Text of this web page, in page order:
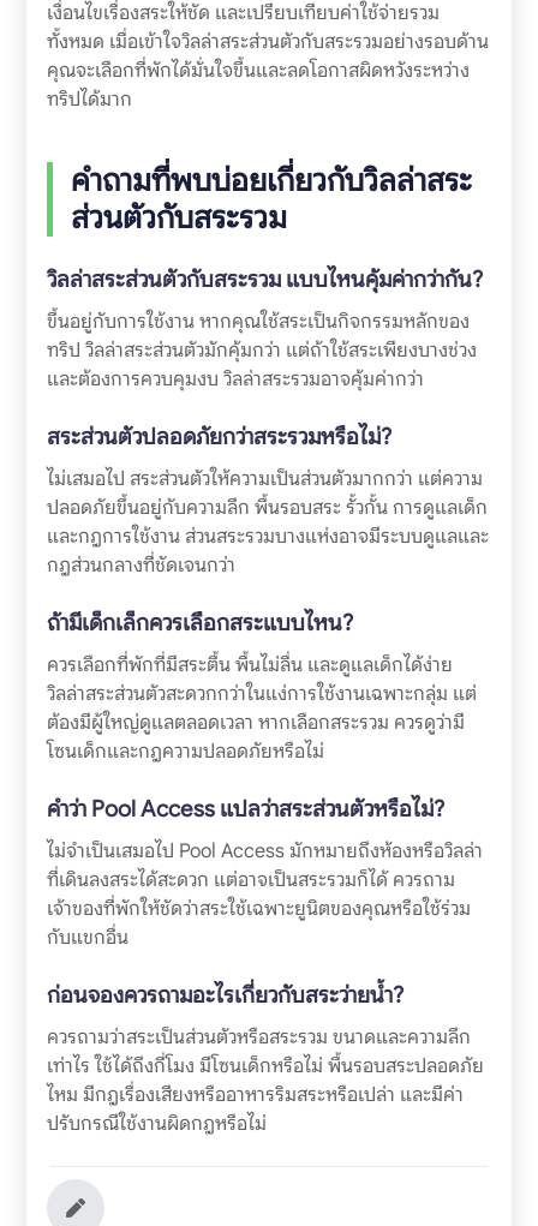
เงื่อนไขเรื่องสระให้ชัด และเปรียบเทียบค่าใช้จ่ายรวม
ทั้งหมด เมื่อเข้าใจวิลล่าสระส่วนตัวกับสระรวมอย่างรอบด้าน
คุณจะเลือกที่พักได้มั่นใจขึ้นและลดโอกาสผิดหวังระหว่าง
ทริปได้มาก
คำถามที่พบบ่อยเกี่ยวกับวิลล่าสระ
ส่วนตัวกับสระรวม
วิลล่าสระส่วนตัวกับสระรวม แบบไหนคุ้มค่ากว่ากัน?
ขึ้นอยู่กับการใช้งาน หากคุณใช้สระเป็นกิจกรรมหลักของ
ทริป วิลล่าสระส่วนตัวมักคุ้มกว่า แต่ถ้าใช้สระเพียงบางช่วง
และต้องการควบคุมงบ วิลล่าสระรวมอาจคุ้มค่ากว่า
สระส่วนตัวปลอดภัยกว่าสระรวมหรือไม่?
ไม่เสมอไป สระส่วนตัวให้ความเป็นส่วนตัวมากกว่า แต่ความ
ปลอดภัยขึ้นอยู่กับความลึก พื้นรอบสระ รั้วกั้น การดูแลเด็ก
และกฎการใช้งาน ส่วนสระรวมบางแห่งอาจมีระบบดูแลและ
กฎส่วนกลางที่ชัดเจนกว่า
ถ้ามีเด็กเล็กควรเลือกสระแบบไหน?
ควรเลือกที่พักที่มีสระตื้น พื้นไม่ลื่น และดูแลเด็กได้ง่าย
วิลล่าสระส่วนตัวสะดวกกว่าในแง่การใช้งานเฉพาะกลุ่ม แต่
ต้องมีผู้ใหญ่ดูแลตลอดเวลา หากเลือกสระรวม ควรดูว่ามี
โซนเด็กและกฎความปลอดภัยหรือไม่
คำว่า Pool Access แปลว่าสระส่วนตัวหรือไม่?
ไม่จำเป็นเสมอไป Pool Access มักหมายถึงห้องหรือวิลล่า
ที่เดินลงสระได้สะดวก แต่อาจเป็นสระรวมก็ได้ ควรถาม
เจ้าของที่พักให้ชัดว่าสระใช้เฉพาะยูนิตของคุณหรือใช้ร่วม
กับแขกอื่น
ก่อนจองควรถามอะไรเกี่ยวกับสระว่ายน้ำ?
ควรถามว่าสระเป็นส่วนตัวหรือสระรวม ขนาดและความลึก
เท่าไร ใช้ได้ถึงกี่โมง มีโซนเด็กหรือไม่ พื้นรอบสระปลอดภัย
ไหม มีกฎเรื่องเสียงหรืออาหารริมสระหรือเปล่า และมีค่า
ปรับกรณีใช้งานผิดกฎหรือไม่